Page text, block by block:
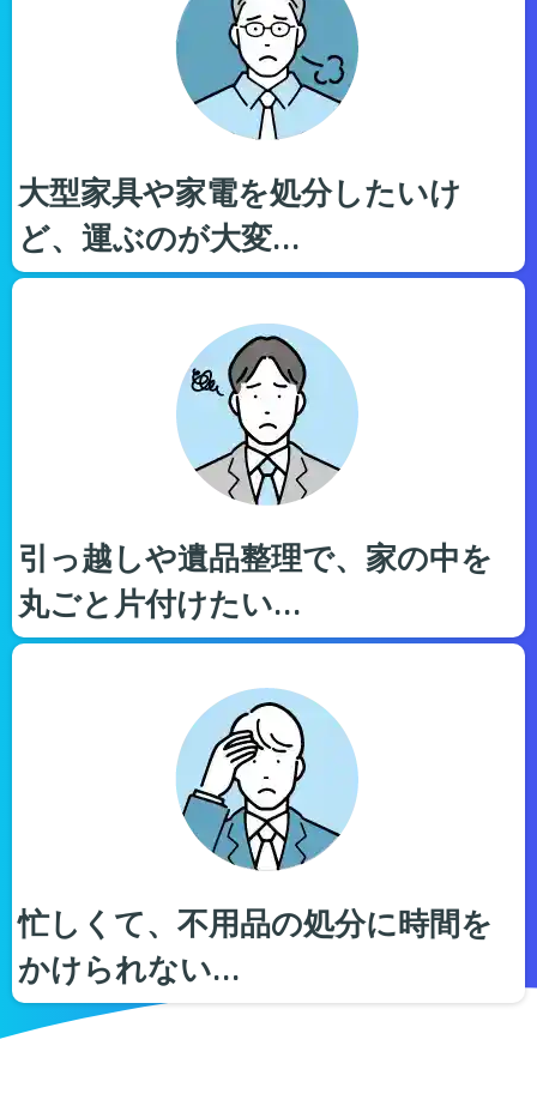
大型家具や家電を処分したいけ
ど、運ぶのが大変…
引っ越しや遺品整理で、家の中を
丸ごと片付けたい…
忙しくて、不用品の処分に時間を
かけられない…